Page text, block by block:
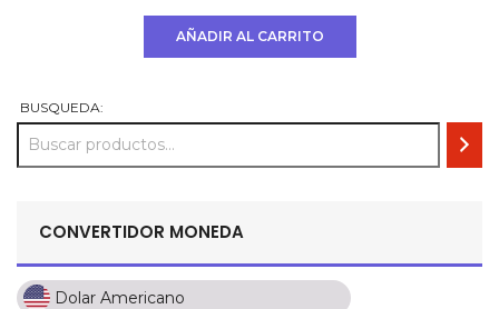
AÑADIR AL CARRITO
BUSQUEDA:
CONVERTIDOR MONEDA
Dolar Americano
Dolar Americano